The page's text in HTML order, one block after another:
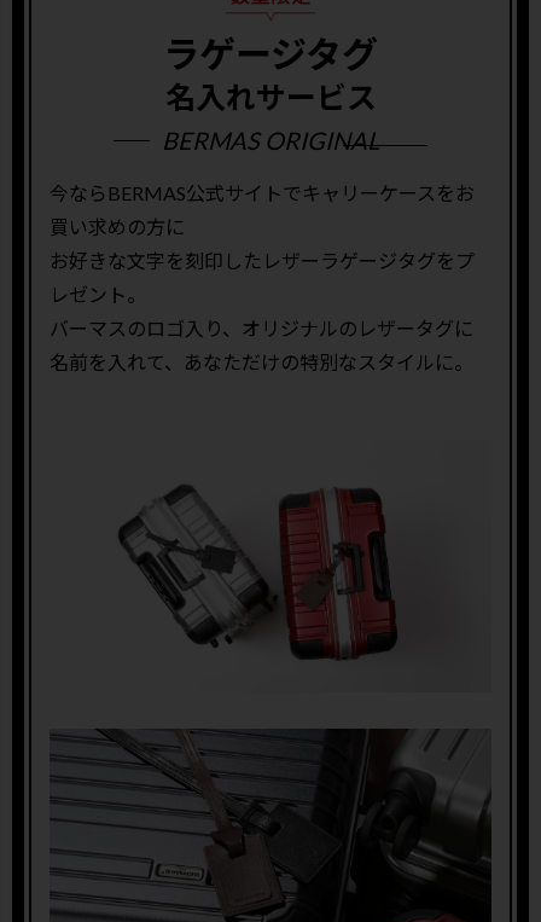
ラゲージタグ
名入れサービス
BERMAS ORIGINAL
今ならBERMAS公式サイトでキャリーケースをお
買い求めの方に
お好きな文字を刻印したレザーラゲージタグをプ
レゼント。
バーマスのロゴ入り、オリジナルのレザータグに
名前を入れて、あなただけの特別なスタイルに。